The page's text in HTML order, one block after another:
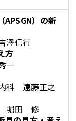
APSGN）の新
澤信行
方
一
科 遠藤正之
堀田 修